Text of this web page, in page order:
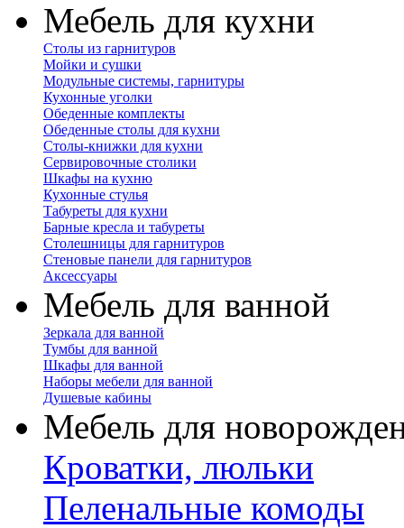
Мебель для кухни
Столы из гарнитуров
Мойки и сушки
Модульные системы, гарнитуры
Кухонные уголки
Обеденные комплекты
Обеденные столы для кухни
Столы-книжки для кухни
Сервировочные столики
Шкафы на кухню
Кухонные стулья
Табуреты для кухни
Барные кресла и табуреты
Столешницы для гарнитуров
Стеновые панели для гарнитуров
Аксессуары
Мебель для ванной
Зеркала для ванной
Тумбы для ванной
Шкафы для ванной
Наборы мебели для ванной
Душевые кабины
Мебель для
Кроватки, люльки
Пеленальные комоды